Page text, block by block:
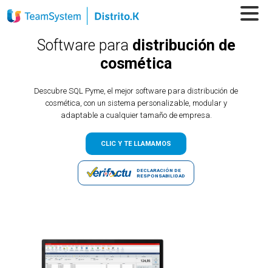
Software para distribución de
cosmética
Descubre SQL Pyme, el mejor software para distribución de
cosmética, con un sistema personalizable, modular y
adaptable a cualquier tamaño de empresa.
CLIC Y TE LLAMAMOS
DECLARACIÓN DE
RESPONSABILIDAD